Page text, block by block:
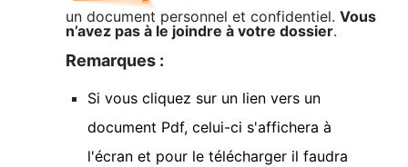
un document personnel et confidentiel. Vous
n’avez pas à le joindre à votre dossier.
Remarques :
Si vous cliquez sur un lien vers un
document Pdf, celui-ci s'affichera à
l'écran et pour le télécharger il faudra